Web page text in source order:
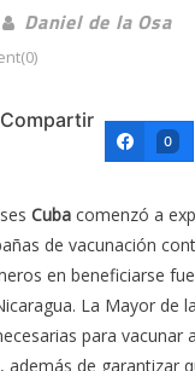
Daniel de la Osa
Compartir
0
Cubacomenzó a
de vacunación
en beneficiarse
La Mayor de
para vacunar
de garantizar